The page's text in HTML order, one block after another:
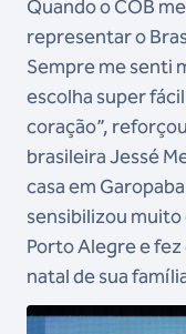
Quando o COB
representar o
Sempre me senti
escolha super
coração”,
brasileira Jessé
casa em
sensibilizou
Porto Alegre e
natal de sua